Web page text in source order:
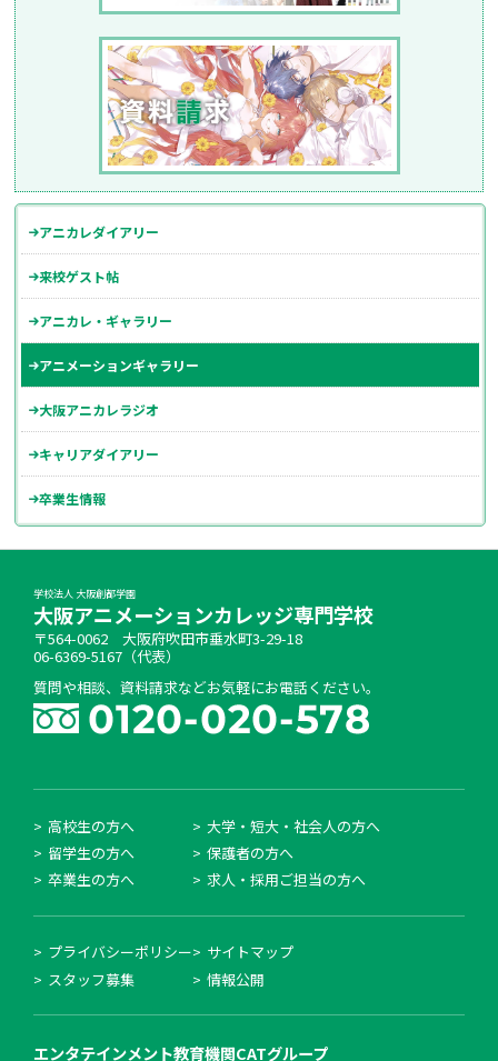
アニカレダイアリー
来校ゲスト帖
アニカレ・ギャラリー
アニメーションギャラリー
大阪アニカレラジオ
キャリアダイアリー
卒業生情報
学校法人 大阪創都学園
大阪アニメーションカレッジ専門学校
〒564-0062 大阪府吹田市垂水町3-29-18
06-6369-5167（代表）
質問や相談、資料請求などお気軽にお電話ください。
高校生の方へ
大学・短大・社会人の方へ
留学生の方へ
保護者の方へ
卒業生の方へ
求人・採用ご担当の方へ
プライバシーポリシー
サイトマップ
スタッフ募集
情報公開
エンタテインメント教育機関CATグループ